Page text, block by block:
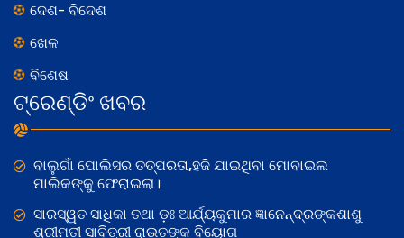
ଦେଶ- ବିଦେଶ
ଖେଳ
ବିଶେଷ
ଟ୍ରେଣ୍ଡିଂ ଖବର
ବାଲୁଗାଁ ପୋଲିସର ତତ୍‌ପରତା,ହଜି ଯାଇଥିବା ମୋବାଇଲ
ମାଲିକଙ୍କୁ ଫେରାଇଲା।
ସାରସ୍ୱତ ସାଧିକା ତଥା ଡ଼ଃ ଆର୍ଯ୍ୟକୁମାର ଜ୍ଞାନେନ୍ଦ୍ରଙ୍କଶାଶୁ
ଶ୍ରୀମତୀ ସାବିତ୍ରୀ ରାଉତଙ୍କ ବିୟୋଗ